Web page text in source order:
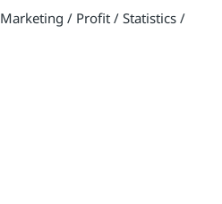
Marketing Profit
Statistics